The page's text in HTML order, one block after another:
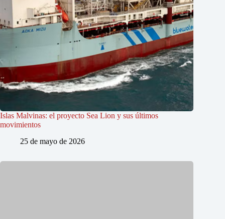
Islas Malvinas: el proyecto Sea Lion y sus últimos
movimientos
25 de mayo de 2026